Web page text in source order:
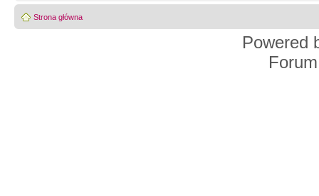
Strona główna
Powered